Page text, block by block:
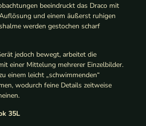
beeindruckt das Draco mit
und einem äußerst ruhigen
werden gestochen scharf
jedoch bewegt, arbeitet die
einer Mittelung mehrerer Einzelbilder.
einem leicht „schwimmenden“
wodurch feine Details zeitweise
35L